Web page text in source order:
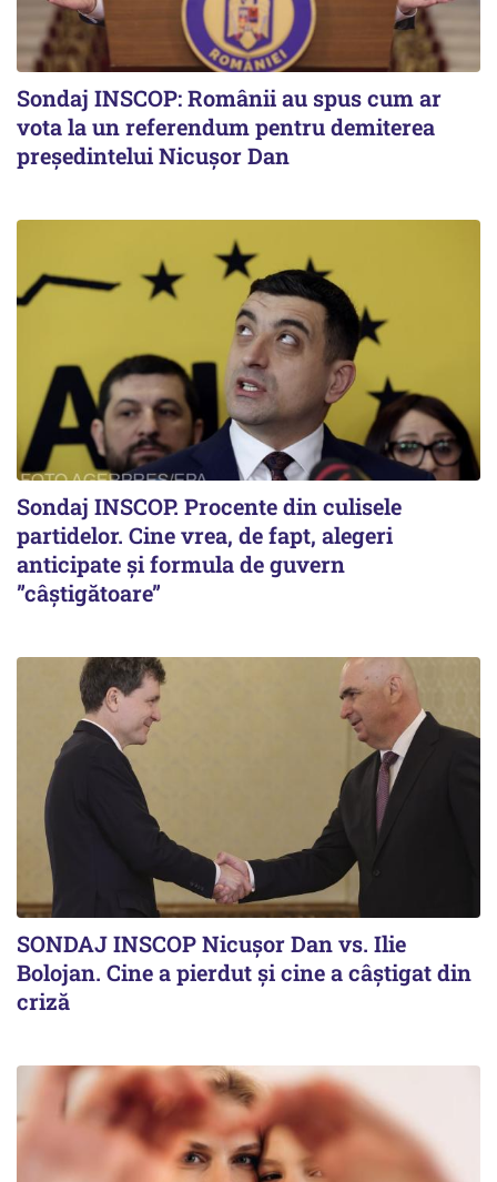
Sondaj INSCOP: Românii au spus cum ar
vota la un referendum pentru demiterea
președintelui Nicușor Dan
Sondaj INSCOP. Procente din culisele
partidelor. Cine vrea, de fapt, alegeri
anticipate și formula de guvern
”câștigătoare”
SONDAJ INSCOP Nicușor Dan vs. Ilie
Bolojan. Cine a pierdut și cine a câștigat din
criză